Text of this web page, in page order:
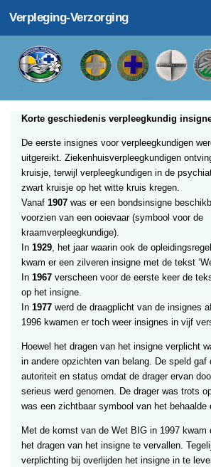
Doorgaan naar inhoud
Verpleging-Verzorging
Korte geschiedenis verpleegkundig
De eerste insignes voor verpleegkundigen
uitgereikt. Ziekenhuisverpleegkundigen
kruisje, terwijl verpleegkundigen in de
zwart kruisje op het witte kruis kregen.
Vanaf 1907 was er een bondsinsigne
voorzien van een ooievaar (symbool voor de
kraamverpleegkundige).
In 1929 , het jaar waarin ook de
kwam er een zilveren insigne met de tekst
In 1967 verscheen voor de eerste keer de
op het insigne.
In 1977 werd de draagplicht van de insignes
1996 kwamen er toch weer insignes in vijf
Hoewel het dragen van het insigne verplicht
in andere opzichten van belang. De speld gaf
autoriteit en status omdat de drager ervan
serieus werd genomen. De drager was trots
was een zichtbaar symbool van het behaalde
Met de komst van de Wet BIG in 1997 kwam
het dragen van het insigne te vervallen.
verplichting bij overlijden het insigne in te